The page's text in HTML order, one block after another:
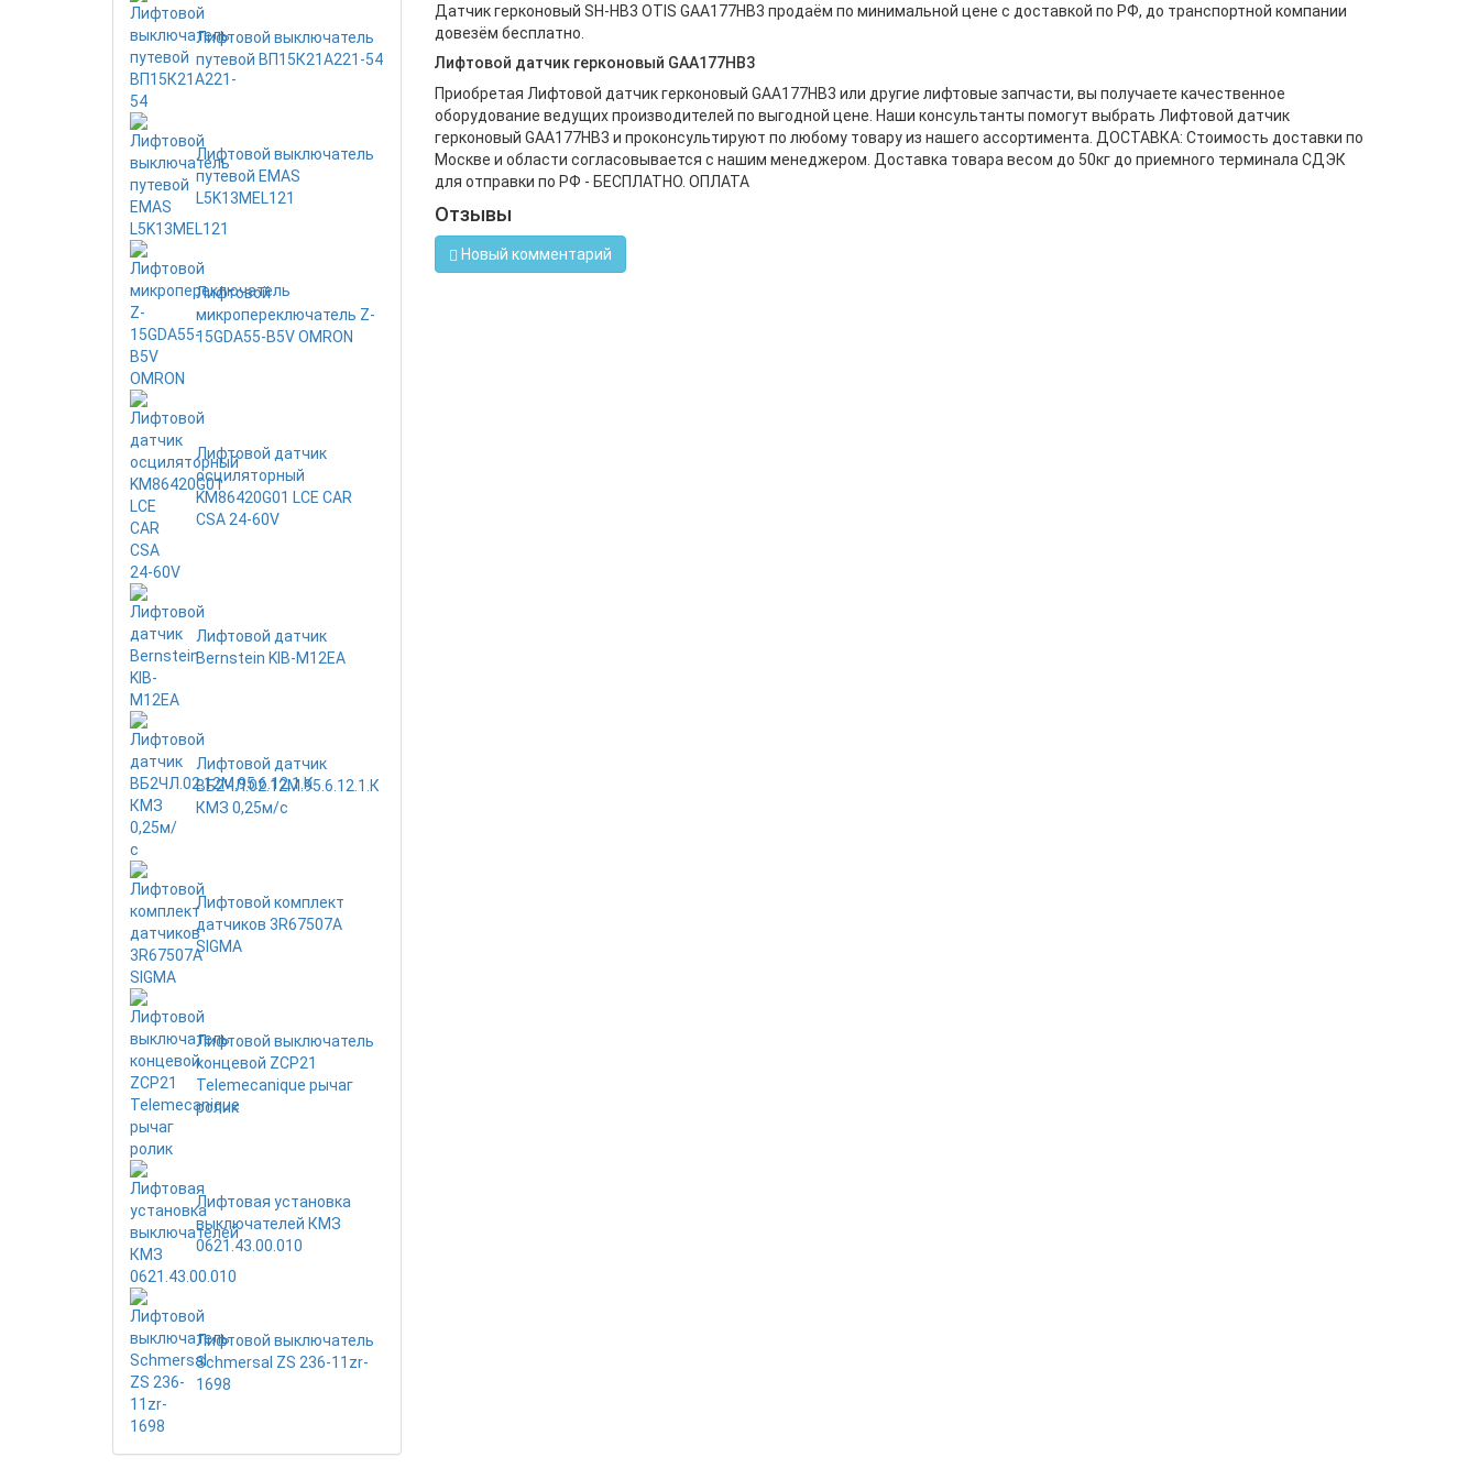
Лифтовой выключатель
путевой ВП15К21А221-54
Лифтовой выключатель
путевой EMAS
L5K13MEL121
Лифтовой
микропереключатель Z-
15GDA55-B5V OMRON
Лифтовой датчик
осциляторный
KM86420G01 LCE CAR
CSA 24-60V
Лифтовой датчик
Bernstein KIB-M12EA
Лифтовой датчик
ВБ2ЧЛ.02.12М.95.6.12.1.К
КМЗ 0,25м/с
Лифтовой комплект
датчиков 3R67507A
SIGMA
Лифтовой выключатель
концевой ZCP21
Telemecanique рычаг
ролик
Лифтовая установка
выключателей КМЗ
0621.43.00.010
Лифтовой выключатель
Schmersal ZS 236-11zr-
1698
Датчик герконовый SH-HB3 OTIS GAA177HB3 продаём по минимальной цене с доставкой по РФ, до транспортной компании
довезём бесплатно.
Лифтовой датчик герконовый GAA177HB3
Приобретая Лифтовой датчик герконовый GAA177HB3 или другие лифтовые запчасти, вы получаете качественное
оборудование ведущих производителей по выгодной цене. Наши консультанты помогут выбрать Лифтовой датчик
герконовый GAA177HB3 и проконсультируют по любому товару из нашего ассортимента. ДОСТАВКА: Стоимость доставки по
Москве и области согласовывается с нашим менеджером. Доставка товара весом до 50кг до приемного терминала СДЭК
для отправки по РФ - БЕСПЛАТНО. ОПЛАТА
Отзывы
Новый комментарий